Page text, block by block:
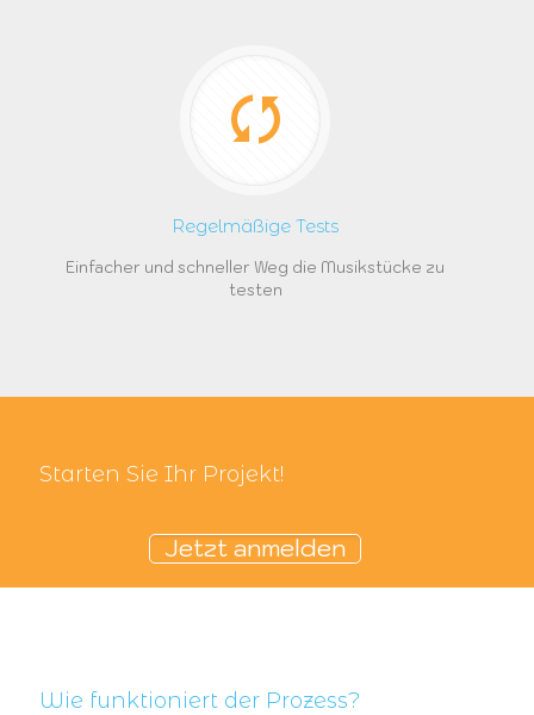
Regelmäßige Tests
Einfacher und schneller Weg die Musikstücke zu
testen
Starten Sie Ihr Projekt!
Jetzt anmelden
Wie funktioniert der Prozess?